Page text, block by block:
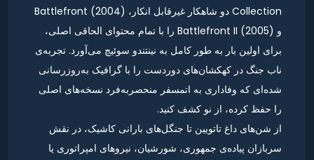
Collection دو شاهکار غیرقابل انکار، Battlefront (2004)
و Battlefront II (2005) را با تمام محتوای الحاقی اصلی،
برای اولین بار به طور کامل به نینتندو سوئیچ می‌آورد. تجربه‌ی
ناب جنگ در کهکشان‌های دوردست را با گرافیک به‌روزرسانی
شده‌ای که وفاداری به اتمسفر منحصربه‌فرد نسخه‌های اصلی
را حفظ کرده، از نو کشف کنید.
از شن‌های داغ تاتویین تا جنگل‌های بارانی کاشیک، در نقش
سربازان پیاده‌ی جمهوری، شورشیان، نیروهای امپراتوری یا